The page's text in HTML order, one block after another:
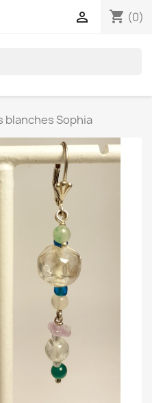
shopping_cart (0)

blanches Sophia